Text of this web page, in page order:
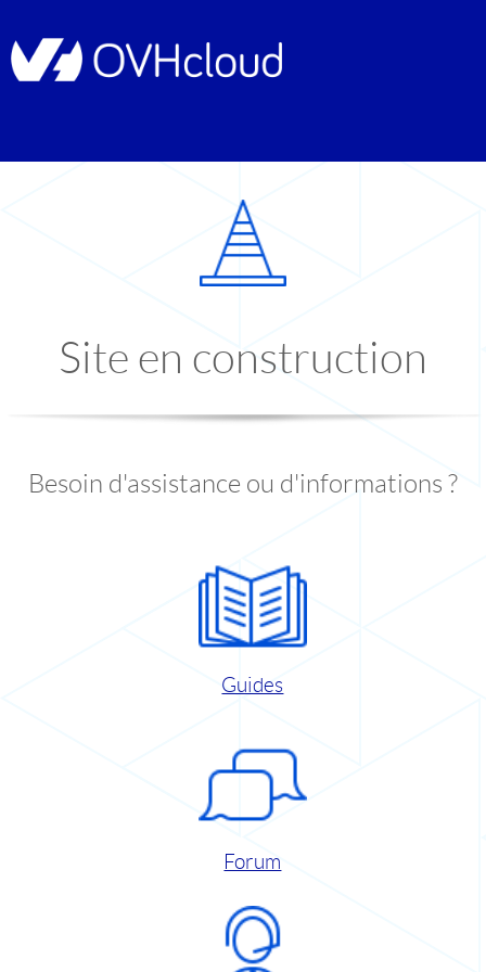
Site en construction
Besoin d'assistance ou d'informations ?
Guides
Forum